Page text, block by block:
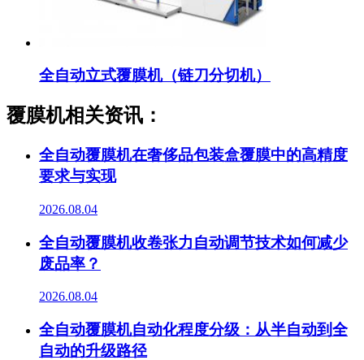
全自动立式覆膜机（链刀分切机）
覆膜机相关资讯：
全自动覆膜机在奢侈品包装盒覆膜中的高精度
要求与实现
2026.08.04
全自动覆膜机收卷张力自动调节技术如何减少
废品率？
2026.08.04
全自动覆膜机自动化程度分级：从半自动到全
自动的升级路径